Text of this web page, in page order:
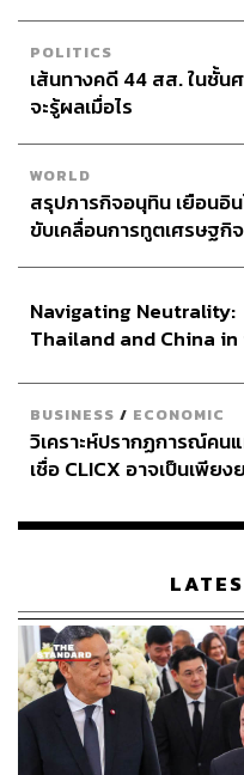
POLITICS
เส้นทางคดี 44 สส. ในชั้น
จะรู้ผลเมื่อไร
WORLD
สรุปภารกิจอนุทิน เยือนอิ
ขับเคลื่อนการทูตเศรษฐกิ
Navigating Neutrality:
Thailand and China
BUSINESS / ECONOMIC
วิเคราะห์ปรากฏการณ์คน
เชื่อ CLICX อาจเป็นเพีย
เรือนไทยที่ถูกซุกไว้